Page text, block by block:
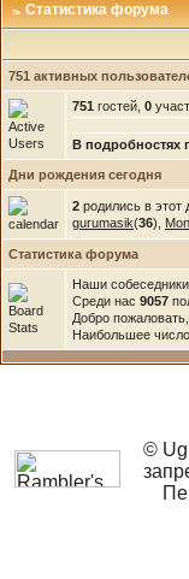
Статистика форума
751 активных
751 гостей, 0
В подробностях
Дни рождения сегодня
2 родились в этот
gurumasik(36),
Статистика форума
Наши
Среди нас 9057
Добро пожаловать,
Наибольшее
©